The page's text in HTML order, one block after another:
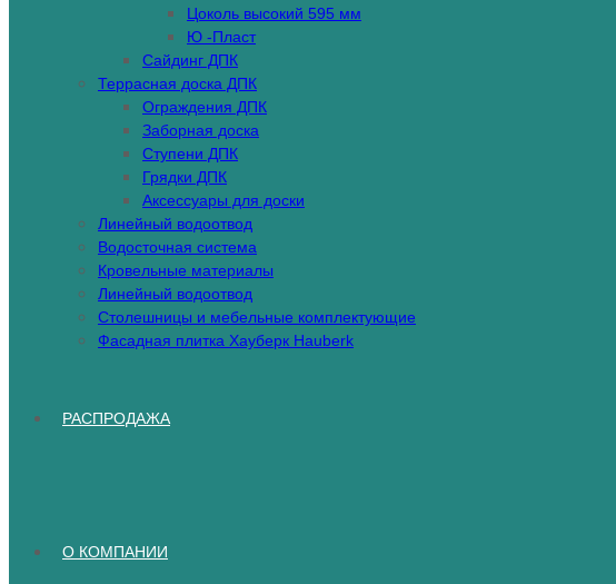
Цоколь высокий 595 мм
Ю -Пласт
Сайдинг ДПК
Террасная доска ДПК
Ограждения ДПК
Заборная доска
Ступени ДПК
Грядки ДПК
Аксессуары для доски
Линейный водоотвод
Водосточная система
Кровельные материалы
Линейный водоотвод
Столешницы и мебельные комплектующие
Фасадная плитка Хауберк Hauberk
РАСПРОДАЖА
О КОМПАНИИ